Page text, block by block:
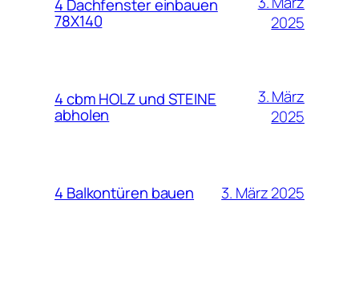
4 Dachfenster einbauen
78X140
2025
4 cbm HOLZ und STEINE
abholen
3. März
2025
4 Balkontüren bauen 3. März 2025